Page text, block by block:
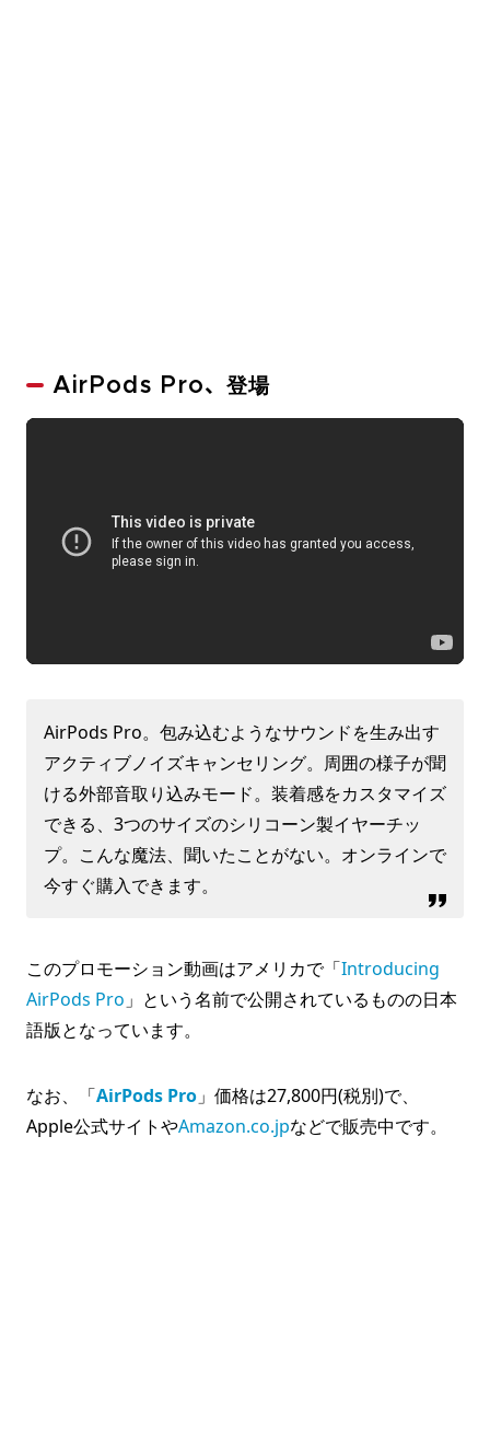
AirPods Pro、登場
AirPods Pro。包み込むようなサウンドを生み出す
アクティブノイズキャンセリング。周囲の様子が聞
ける外部音取り込みモード。装着感をカスタマイズ
できる、3つのサイズのシリコーン製イヤーチッ
プ。こんな魔法、聞いたことがない。オンラインで
今すぐ購入できます。
このプロモーション動画はアメリカで「Introducing
AirPods Pro 」という名前で公開されているものの日本
語版となっています。
なお、「AirPods Pro 」価格は27,800円(税別)で、
Apple公式サイトやAmazon.co.jpなどで販売中です。